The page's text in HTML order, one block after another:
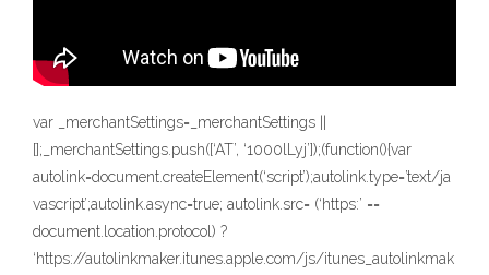
var _merchantSettings=_merchantSettings ||
[];_merchantSettings.push([‘AT’, ‘1000lLyj’]);(function(){var
autolink=document.createElement(‘script’);autolink.type=’text/ja
vascript’;autolink.async=true; autolink.src= (‘https:’ ==
document.location.protocol) ?
‘https://autolinkmaker.itunes.apple.com/js/itunes_autolinkmak